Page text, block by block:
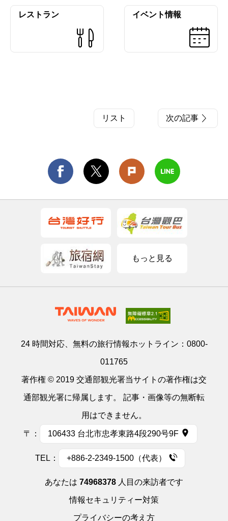
レストラン イベント情報
リスト 次の記事
もっと見る
24 時間対応、無料の旅行情報ホットライン： 0800-
011765
著作権 © 2019 交通部観光署当サイトの著作権は交
通部観光署に帰属します。 記事・画像等の無断転
用はできません。
〒： 106433 台北市忠孝東路4段290号9F
TEL： +886-2-2349-1500（代表）
あなたは 74968378 人目の来訪者です
情報セキュリティー対策
プライバシーの考え方